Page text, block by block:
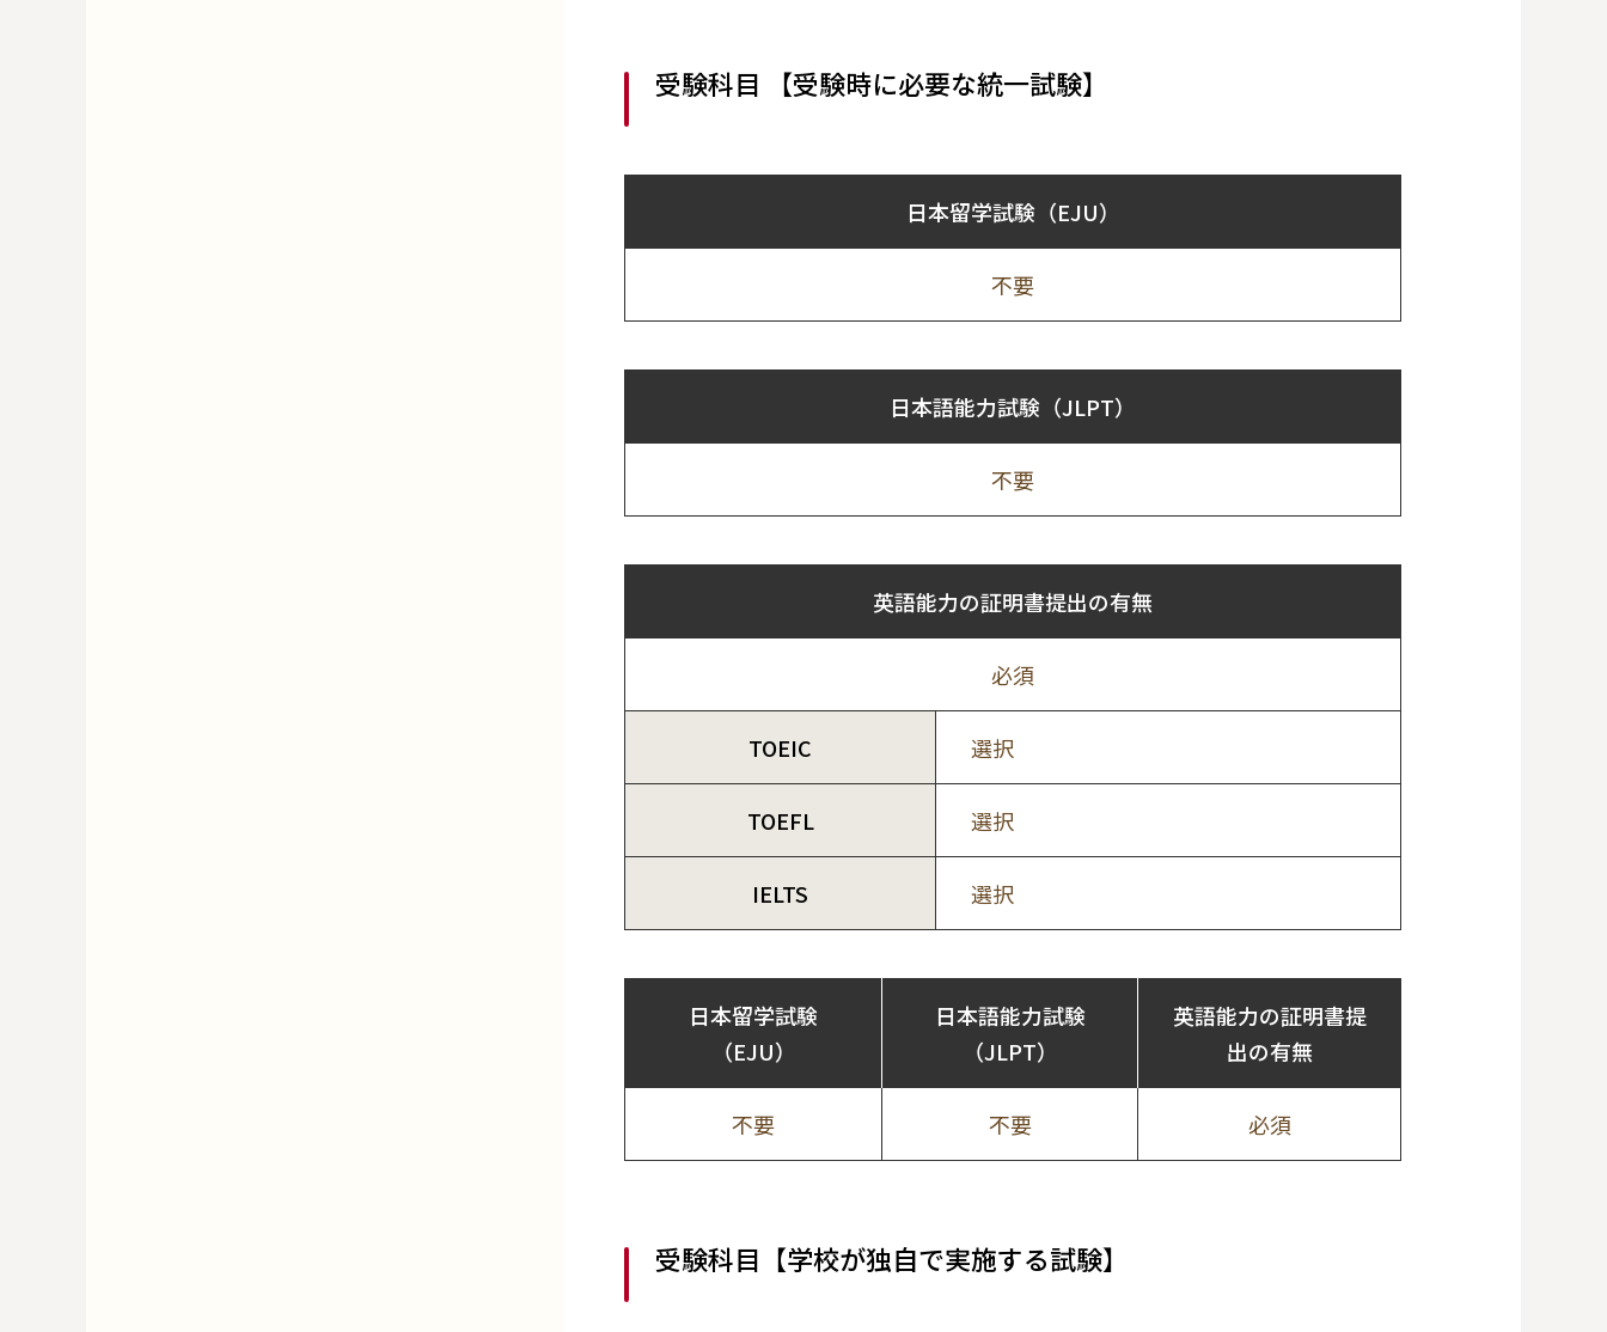
受験科目 【受験時に必要な統一試験】
日本留学試験（EJU）
不要
日本語能力試験（JLPT）
不要
英語能力の証明書提出の有無
必須
TOEIC 選択
TOEFL 選択
IELTS 選択
日本留学試験
（EJU）
日本語能力試験
（JLPT）
英語能力の証明書提
出の有無
不要 不要 必須
受験科目【学校が独自で実施する試験】